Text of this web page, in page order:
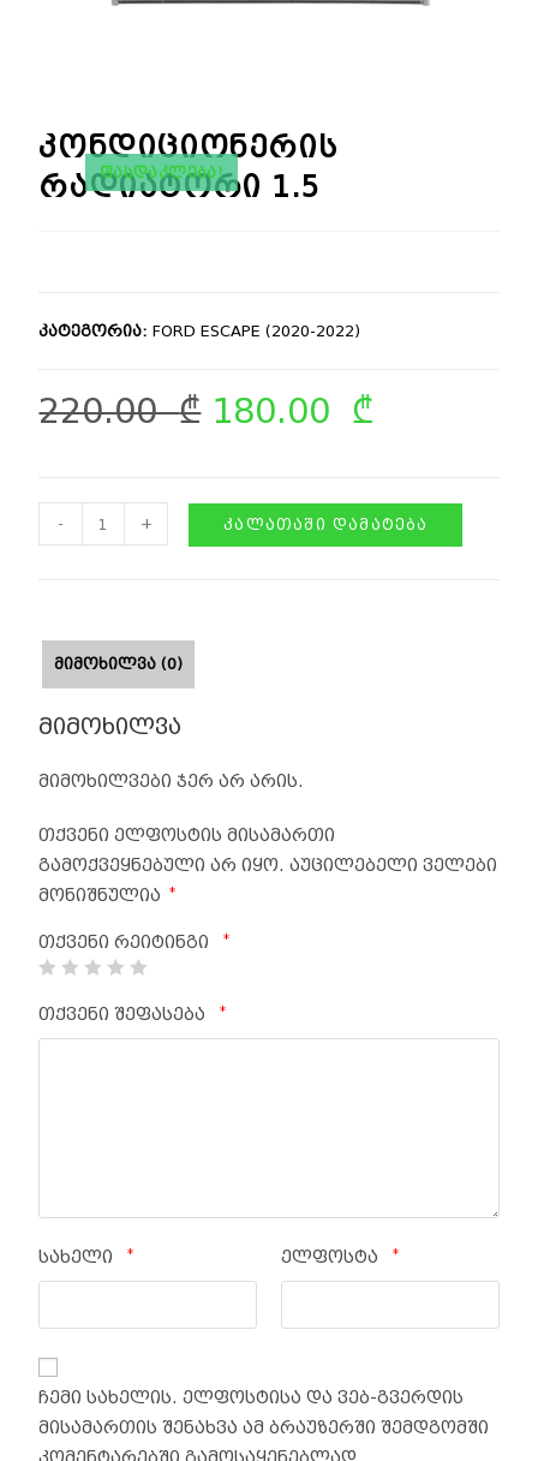
ᲤᲐᲡᲓᲐᲙᲚᲔᲑᲐ!
კონდიციონერის
რადიატორი 1.5
კატეგორია:FORD ESCAPE (2020-2022)
220.00₾ 180.00 ₾
- + ᲙᲐᲚᲐᲗᲐᲨᲘ ᲓᲐᲛᲐᲢᲔᲑᲐ
ᲛᲘᲛᲝᲮᲘᲚᲕᲐ (0)
მიმოხილვა
მიმოხილვები ჯერ არ არის.
თქვენი ელფოსტის მისამართი
გამოქვეყნებული არ იყო. აუცილებელი ველები
მონიშნულია
*
თქვენი რეიტინგი *
თქვენი შეფასება *
სახელი * ელფოსტა *
ჩემი სახელის. ელფოსტისა და ვებ-გვერდის
მისამართის შენახვა ამ ბრაუზერში შემდგომში